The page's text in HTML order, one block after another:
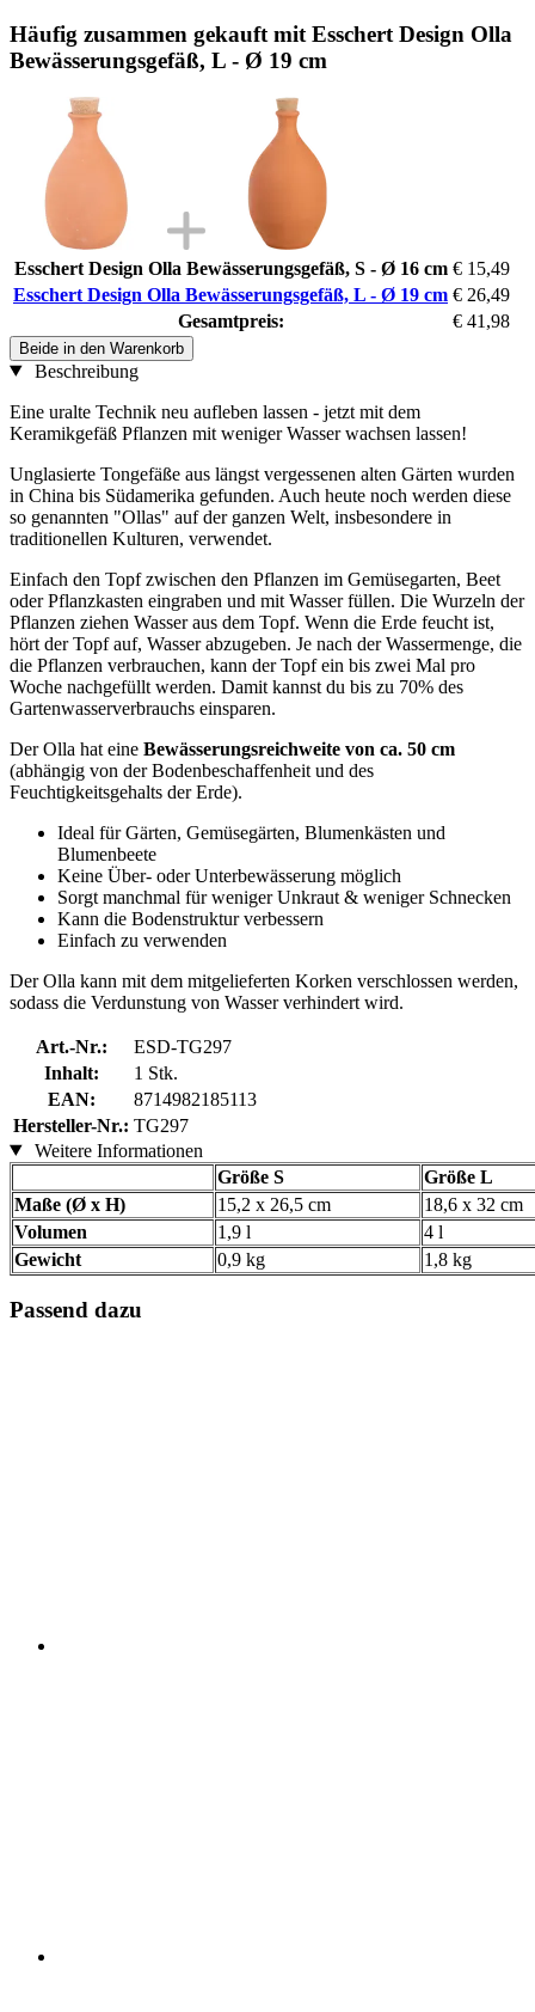
Häufig zusammen gekauft mit Esschert Design Olla
Bewässerungsgefäß, L - Ø 19 cm
Esschert Design Olla Bewässerungsgefäß, S - Ø 16 cm € 15,49
Esschert Design Olla Bewässerungsgefäß, L - Ø 19 cm € 26,49
Gesamtpreis:
€ 41,98
Beide in den Warenkorb
Beschreibung
Eine uralte Technik neu aufleben lassen - jetzt mit dem
Keramikgefäß Pflanzen mit weniger Wasser wachsen lassen!
Unglasierte Tongefäße aus längst vergessenen alten Gärten wurden
in China bis Südamerika gefunden. Auch heute noch werden diese
so genannten "Ollas" auf der ganzen Welt, insbesondere in
traditionellen Kulturen, verwendet.
Einfach den Topf zwischen den Pflanzen im Gemüsegarten, Beet
oder Pflanzkasten eingraben und mit Wasser füllen. Die Wurzeln der
Pflanzen ziehen Wasser aus dem Topf. Wenn die Erde feucht ist,
hört der Topf auf, Wasser abzugeben. Je nach der Wassermenge, die
die Pflanzen verbrauchen, kann der Topf ein bis zwei Mal pro
Woche nachgefüllt werden. Damit kannst du bis zu 70% des
Gartenwasserverbrauchs einsparen.
Der Olla hat eine Bewässerungsreichweite von ca. 50 cm
(abhängig von der Bodenbeschaffenheit und des
Feuchtigkeitsgehalts der Erde).
Ideal für Gärten, Gemüsegärten, Blumenkästen und
Blumenbeete
Keine Über- oder Unterbewässerung möglich
Sorgt manchmal für weniger Unkraut & weniger Schnecken
Kann die Bodenstruktur verbessern
Einfach zu verwenden
Der Olla kann mit dem mitgelieferten Korken verschlossen werden,
sodass die Verdunstung von Wasser verhindert wird.
Art.-Nr.:
ESD-TG297
Inhalt:
1 Stk.
EAN:
8714982185113
Hersteller-Nr.: TG297
Weitere Informationen
Größe S
Größe L
Maße (Ø x H)
15,2 x 26,5 cm
18,6 x 32 cm
Volumen
1,9 l
4 l
Gewicht
0,9 kg 1,8 kg
Passend dazu